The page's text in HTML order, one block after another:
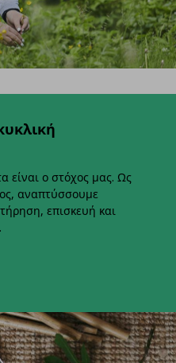
είναι ο στόχος μας. Ως
αναπτύσσουμε
επισκευή και